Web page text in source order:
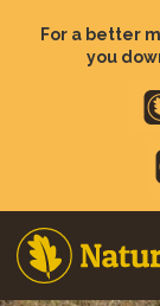
For a better
you